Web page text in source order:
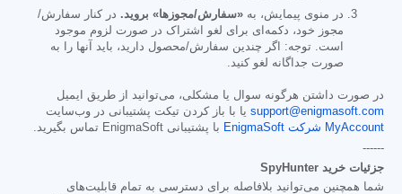
در منوی پیمایش، به «سفارش/مجوزها» بروید. در کنار سفارش/
مجوز خود، دکمه‌ای برای لغو اشتراک در صورت لزوم موجود
است. توجه: اگر چندین سفارش/محصول دارید، باید آنها را به
صورت جداگانه لغو کنید.
در صورت داشتن هرگونه سوال یا مشکلی، می‌توانید از طریق ایمیل
support@enigmasoft.com یا با باز کردن تیکت پشتیبانی در وب‌سایت
MyAccount شرکت EnigmaSoft
با پشتیبانی EnigmaSoft تماس بگیرید.
------
جزئیات خرید SpyHunter
شما همچنین می‌توانید بلافاصله برای دسترسی به تمام قابلیت‌های